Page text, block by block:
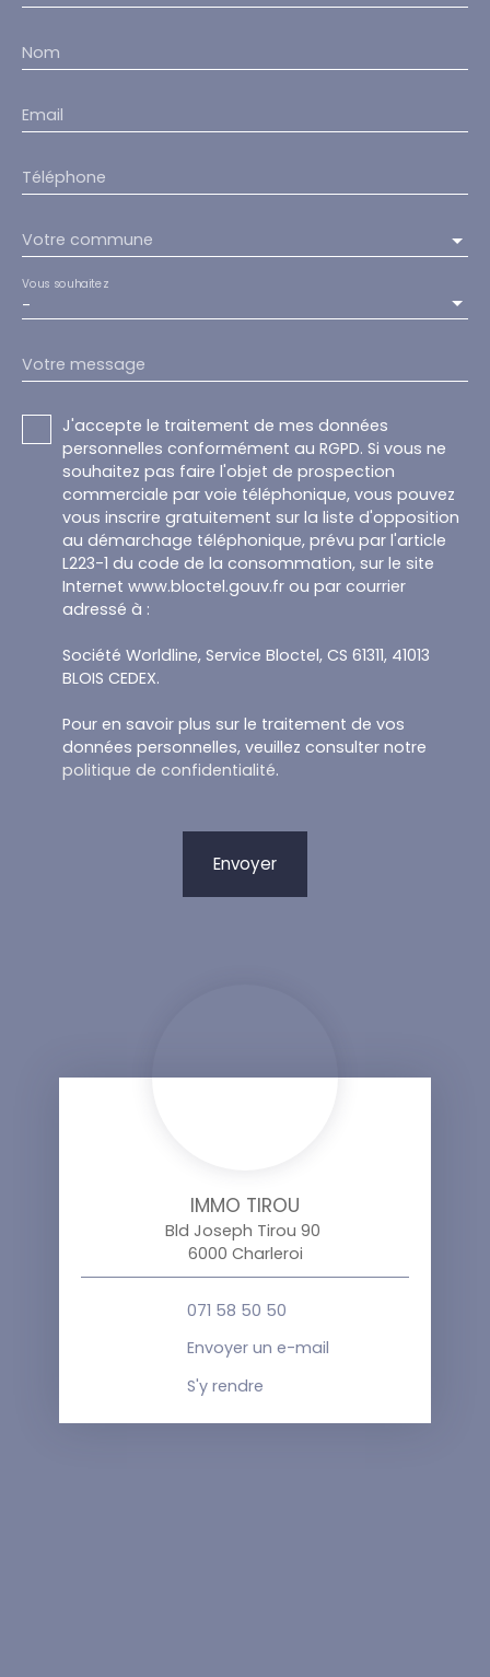
Nom
Email
Téléphone
Votre commune
-
Vous souhaitez
Votre message
J'accepte le traitement de mes données
personnelles conformément au RGPD. Si vous ne
souhaitez pas faire l'objet de prospection
commerciale par voie téléphonique, vous pouvez
vous inscrire gratuitement sur la liste d'opposition
au démarchage téléphonique, prévu par l'article
L223-1 du code de la consommation, sur le site
Internet www.bloctel.gouv.fr ou par courrier
adressé à :
Société Worldline, Service Bloctel, CS 61311, 41013
BLOIS CEDEX.
Pour en savoir plus sur le traitement de vos
données personnelles, veuillez consulter notre
politique de confidentialité.
Envoyer
IMMO TIROU
Bld Joseph Tirou 90
6000 Charleroi
071 58 50 50
Envoyer un e-mail
S'y rendre